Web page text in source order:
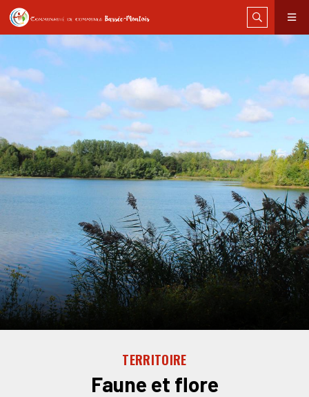
TERRITOIRE
Faune et flore